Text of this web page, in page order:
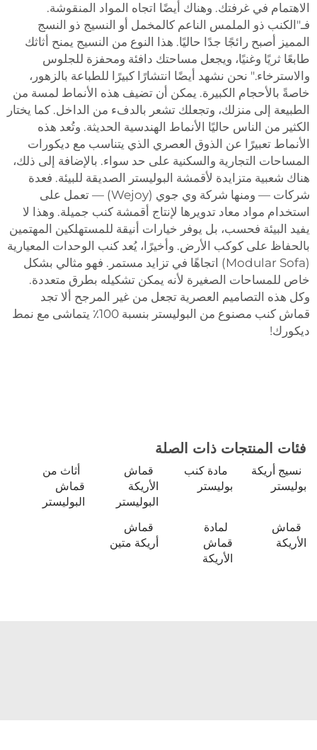
الاهتمام في غرفتك. وهناك أيضًا اتجاه المواد المنقوشة.
فـ"الكنب ذو الملمس الناعم كالمخمل أو النسيج ذو النسج
المميز أصبح رائجًا جدًا حاليًا. هذا النوع من النسيج يمنح أثاثك
طابعًا ثريًا وغنيًا، ويجعل مساحتك دافئة ومحفزة للجلوس
والاسترخاء." نحن نشهد أيضًا انتشارًا كبيرًا للطباعة بالزهور،
خاصةً بالأحجام الكبيرة. يمكن أن تضيف هذه الأنماط لمسة من
الطبيعة إلى منزلك، وتجعلك تشعر بالدفء من الداخل. كما يختار
الكثير من الناس حاليًا الأنماط الهندسية الحديثة. وتُعد هذه
الأنماط تعبيرًا عن الذوق العصري الذي يتناسب مع ديكورات
المساحات التجارية والسكنية على حد سواء. بالإضافة إلى ذلك،
هناك شعبية متزايدة لأقمشة البوليستر الصديقة للبيئة. فعدة
شركات — ومنها شركة وي جوي (Wejoy) — تعمل على
استخدام مواد معاد تدويرها لإنتاج أقمشة كنب جميلة. وهذا لا
يفيد البيئة فحسب، بل يوفر خيارات أنيقة للمستهلكين المهتمين
بالحفاظ على كوكب الأرض. وأخيرًا، يُعد كنب الوحدات المعيارية
(Modular Sofa) اتجاهًا في تزايد مستمر. فهو مثالي بشكل
خاص للمساحات الصغيرة لأنه يمكن تشكيله بطرق متعددة.
وكل هذه التصاميم العصرية تجعل من غير المرجح ألا تجد
قماش كنب مصنوع من البوليستر بنسبة 100٪ يتماشى مع نمط
ديكورك!
فئات المنتجات ذات الصلة
نسيج أريكة
بوليستر
مادة كنب
بوليستر
قماش
الأريكة
البوليستر
أثاث من
قماش
البوليستر
قماش
الأريكة
لمادة
قماش
الأريكة
قماش
أريكة متين